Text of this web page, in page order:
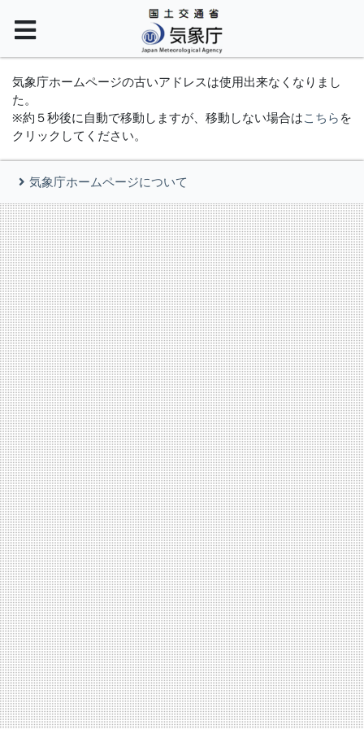
気象庁ホームページの古いアドレスは使用出来なくなりまし
た。
※約５秒後に自動で移動しますが、移動しない場合はこちら を
クリックしてください。
気象庁ホームページについて